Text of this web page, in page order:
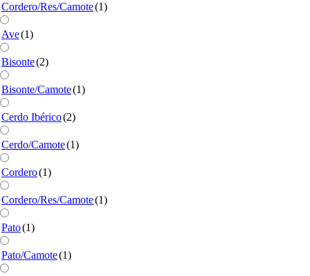
Cordero/Res/Camote(1)
Ave(1)
Bisonte(2)
Bisonte/Camote(1)
Cerdo Ibérico(2)
Cerdo/Camote(1)
Cordero(1)
Cordero/Res/Camote(1)
Pato(1)
Pato/Camote(1)